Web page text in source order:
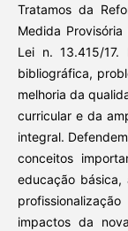
Tratamos da
Medida
Lei n. 13.415/
bibliográfica,
melhoria da
curricular e da
integral.
conceitos
educação
impactos da